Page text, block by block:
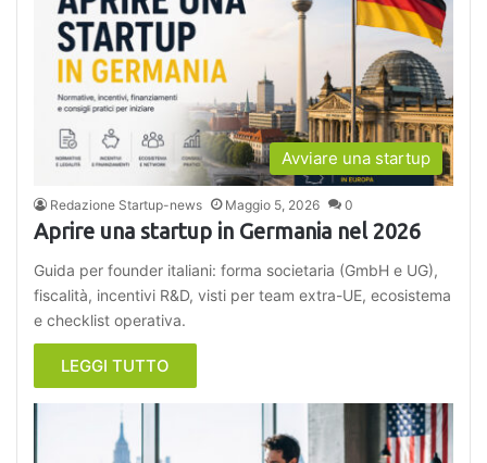
Avviare una startup
Redazione Startup-news Maggio 5, 2026 0
Aprire una startup in Germania nel 2026
Guida per founder italiani: forma societaria (GmbH e UG),
fiscalità, incentivi R&D, visti per team extra-UE, ecosistema
e checklist operativa.
LEGGI TUTTO